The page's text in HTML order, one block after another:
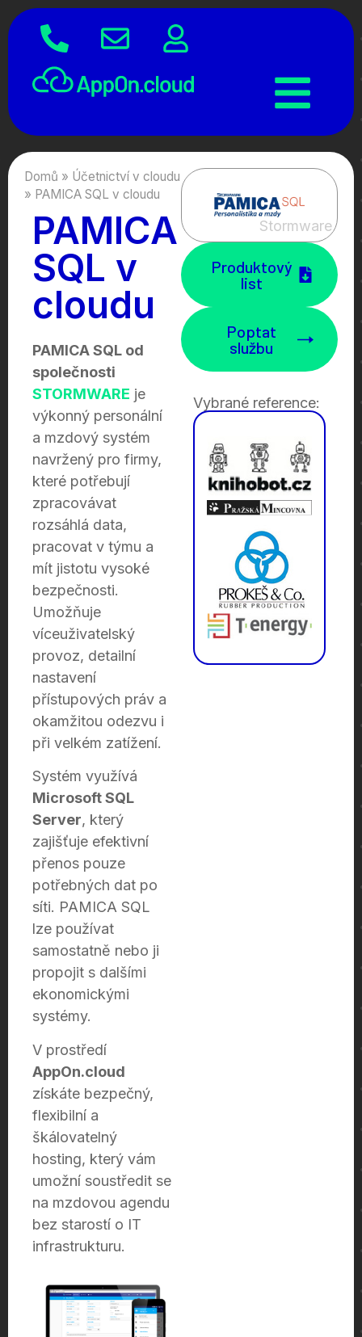
Domů » Účetnictví v cloudu
» PAMICA SQL v cloudu
PAMICA
SQL v
cloudu
PAMICA SQL od
společnosti
STORMWARE je
výkonný personální
a mzdový systém
navržený pro firmy,
které potřebují
zpracovávat
rozsáhlá data,
pracovat v týmu a
mít jistotu vysoké
bezpečnosti.
Umožňuje
víceuživatelský
provoz, detailní
nastavení
přístupových práv a
okamžitou odezvu i
při velkém zatížení.
Systém využívá
Microsoft SQL
Server, který
zajišťuje efektivní
přenos pouze
potřebných dat po
síti. PAMICA SQL
lze používat
samostatně nebo ji
propojit s dalšími
ekonomickými
systémy.
V prostředí
AppOn.cloud
získáte bezpečný,
flexibilní a
škálovatelný
hosting, který vám
umožní soustředit se
na mzdovou agendu
bez starostí o IT
infrastrukturu.
Stormware
Produktový
list
Poptat
službu
Vybrané reference: